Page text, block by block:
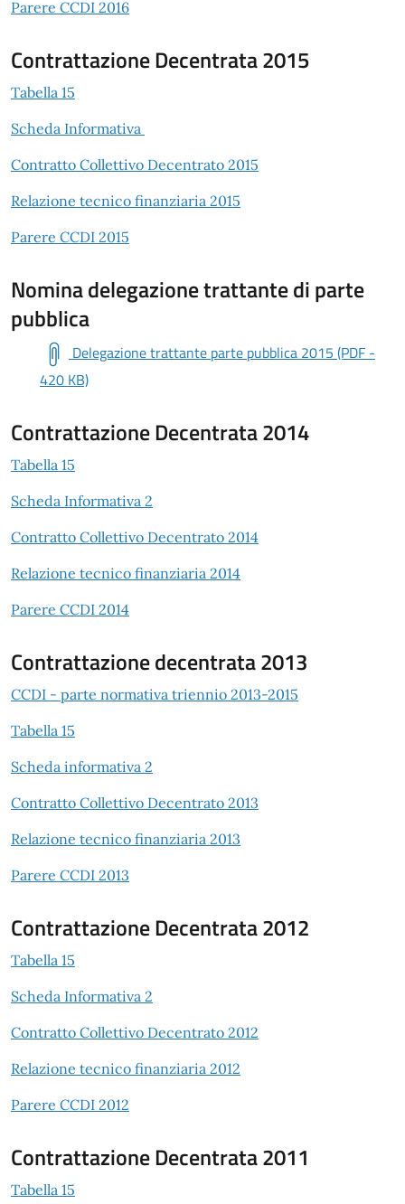
Parere CCDI 2016
Contrattazione Decentrata 2015
Tabella 15
Scheda Informativa
Contratto Collettivo Decentrato 2015
Relazione tecnico finanziaria 2015
Parere CCDI 2015
Nomina delegazione trattante di parte
pubblica
Delegazione trattante parte pubblica 2015 (PDF -
420 KB)
Contrattazione Decentrata 2014
Tabella 15
Scheda Informativa 2
Contratto Collettivo Decentrato 2014
Relazione tecnico finanziaria 2014
Parere CCDI 2014
Contrattazione decentrata 2013
CCDI - parte normativa triennio 2013-2015
Tabella 15
Scheda informativa 2
Contratto Collettivo Decentrato 2013
Relazione tecnico finanziaria 2013
Parere CCDI 2013
Contrattazione Decentrata 2012
Tabella 15
Scheda Informativa 2
Contratto Collettivo Decentrato 2012
Relazione tecnico finanziaria 2012
Parere CCDI 2012
Contrattazione Decentrata 2011
Tabella 15